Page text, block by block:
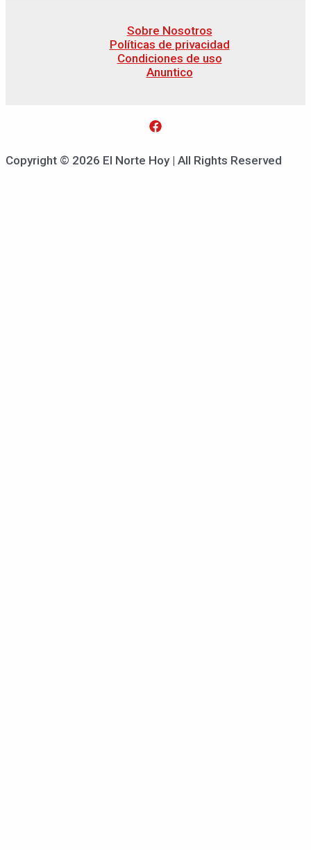
Sobre Nosotros
Políticas de privacidad
Condiciones de uso
Anuntico
Copyright © 2026 El Norte Hoy | All Rights Reserved